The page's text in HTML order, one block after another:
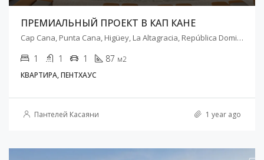
ПРЕМИАЛЬНЫЙ ПРОЕКТ В КАП КАНЕ
Cap Cana, Punta Cana, Higüey, La Altagracia, República Dominicana
1 1 1 87 м2
КВАРТИРА, ПЕНТХАУС
Пантелей Касаяни 1 year ago